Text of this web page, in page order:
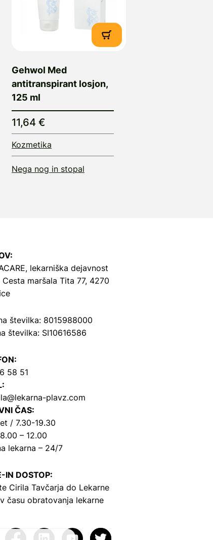
Gehwol Med
antitranspirant losjon,
125 ml
11,64 €
Kozmetika
Nega nog in stopal
lekarniška dejavnost
Cesta maršala Tita 77, 4270
številka: 8015988000
številka: SI10616586
58 51
plavz.com
ČAS:
/ 7.30-19.30
– 12.00
lekarna – 24/7
IN DOSTOP:
Cirila Tavčarja do Lekarne
času obratovanja lekarne